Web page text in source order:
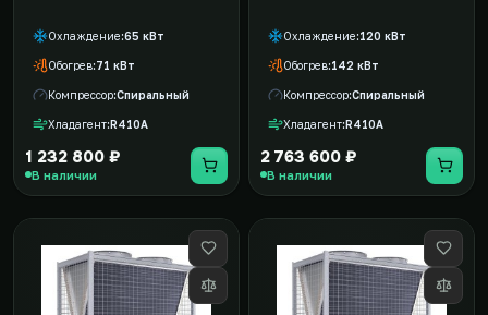
Охлаждение 65 кВт
Обогрев 71 кВт
Компрессор Спиральный
Хладагент R410A
1 232 800 ₽
В наличии
Охлаждение 120 кВт
Обогрев 142 кВт
Компрессор Спиральный
Хладагент R410A
2 763 600 ₽
В наличии